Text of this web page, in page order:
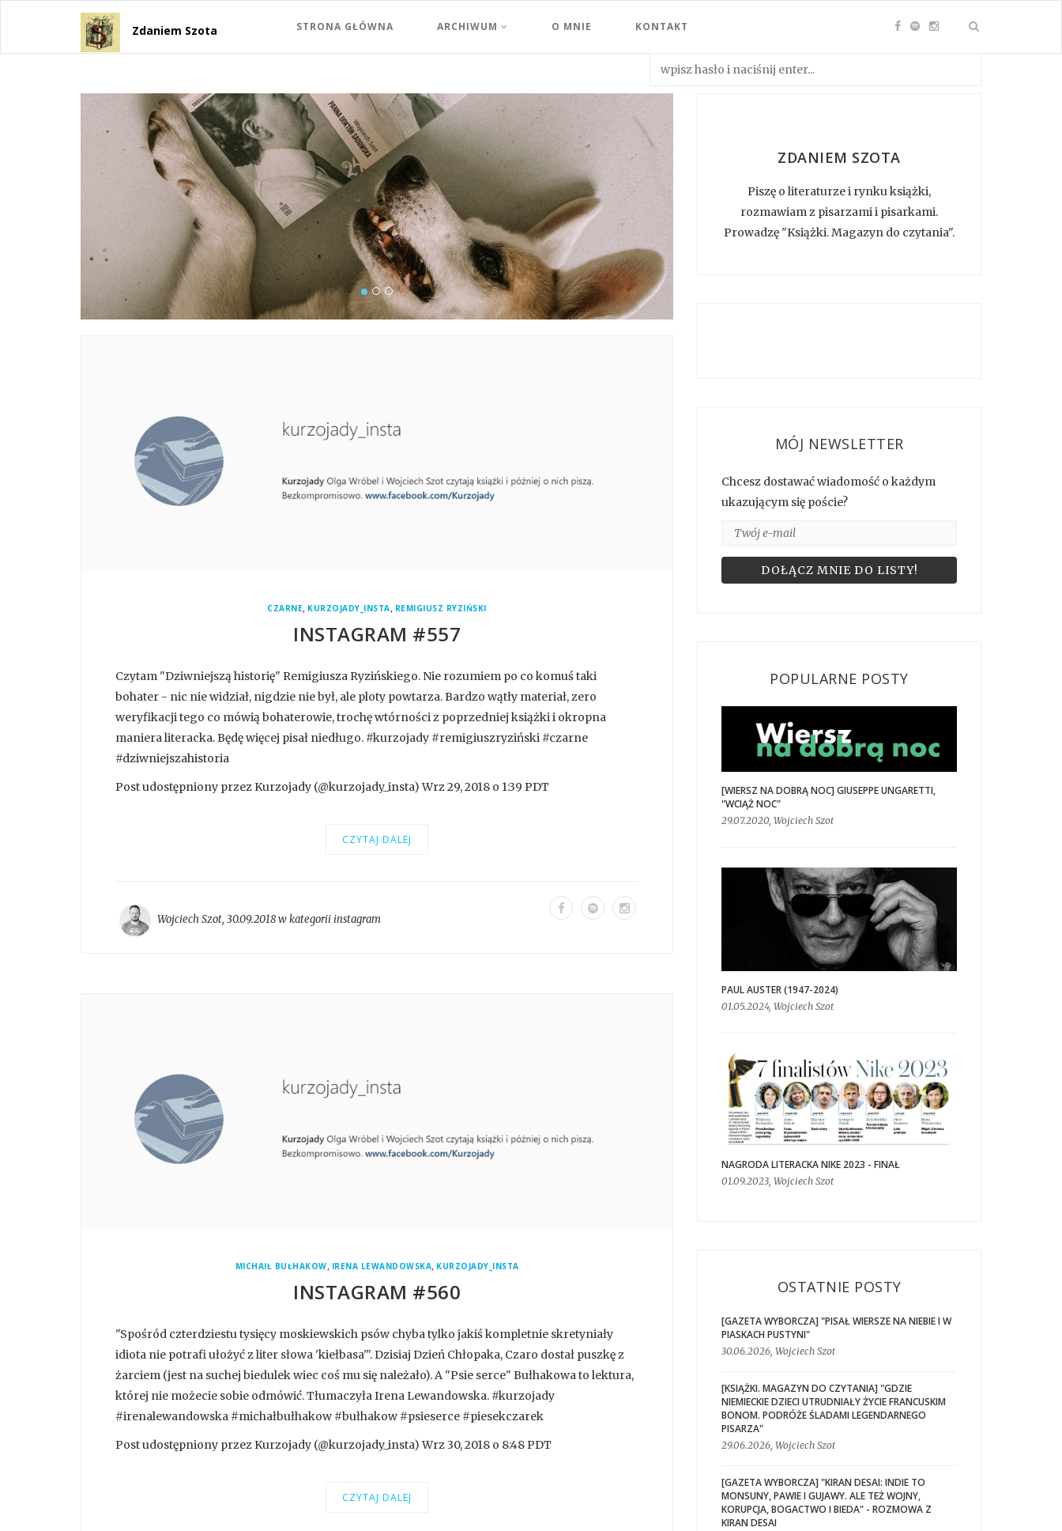
Zdaniem Szota STRONA GŁÓWNA ARCHIWUM O MNIE KONTAKT
CZARNE, KURZOJADY_INSTA, REMIGIUSZ RYZIŃSKI
INSTAGRAM #557
Czytam "Dziwniejszą historię" Remigiusza Ryzińskiego. Nie rozumiem po co komuś taki
bohater - nic nie widział, nigdzie nie był, ale ploty powtarza. Bardzo wątły materiał, zero
weryfikacji tego co mówią bohaterowie, trochę wtórności z poprzedniej książki i okropna
maniera literacka. Będę więcej pisał niedługo. #kurzojady #remigiuszryziński #czarne
#dziwniejszahistoria
Post udostępniony przez Kurzojady (@kurzojady_insta) Wrz 29, 2018 o 1:39 PDT
CZYTAJ DALEJ
Wojciech Szot, 30.09.2018 w kategoriiinstagram
MICHAIŁ BUŁHAKOW, IRENA LEWANDOWSKA, KURZOJADY_INSTA
INSTAGRAM #560
"Spośród czterdziestu tysięcy moskiewskich psów chyba tylko jakiś kompletnie skretyniały
idiota nie potrafi ułożyć z liter słowa 'kiełbasa'". Dzisiaj Dzień Chłopaka, Czaro dostał puszkę z
żarciem (jest na suchej biedulek wiec coś mu się należało). A "Psie serce" Bułhakowa to lektura,
której nie możecie sobie odmówić. Tłumaczyła Irena Lewandowska. #kurzojady
#irenalewandowska #michałbułhakow #bułhakow #psieserce #piesekczarek
Post udostępniony przez Kurzojady (@kurzojady_insta) Wrz 30, 2018 o 8:48 PDT
CZYTAJ DALEJ
ZDANIEM SZOTA
Piszę o literaturze i rynku książki,
rozmawiam z pisarzami i pisarkami.
Prowadzę "Książki. Magazyn do czytania".
MÓJ NEWSLETTER
Chcesz dostawać wiadomość o każdym
ukazującym się poście?
POPULARNE POSTY
[WIERSZ NA DOBRĄ NOC] GIUSEPPE UNGARETTI,
"WCIĄŻ NOC"
29.07.2020, Wojciech Szot
PAUL AUSTER (1947-2024)
01.05.2024, Wojciech Szot
NAGRODA LITERACKA NIKE 2023 - FINAŁ
01.09.2023, Wojciech Szot
OSTATNIE POSTY
[GAZETA WYBORCZA] "PISAŁ WIERSZE NA NIEBIE I W
PIASKACH PUSTYNI"
30.06.2026, Wojciech Szot
[KSIĄŻKI. MAGAZYN DO CZYTANIA] "GDZIE
NIEMIECKIE DZIECI UTRUDNIAŁY ŻYCIE FRANCUSKIM
BONOM. PODRÓŻE ŚLADAMI LEGENDARNEGO
PISARZA"
29.06.2026, Wojciech Szot
[GAZETA WYBORCZA] "KIRAN DESAI: INDIE TO
MONSUNY, PAWIE I GUJAWY. ALE TEŻ WOJNY,
KORUPCJA, BOGACTWO I BIEDA" - ROZMOWA Z
KIRAN DESAI